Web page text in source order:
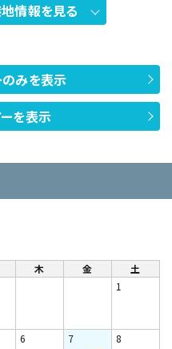
情報を見る
みを表示
を表示
木 金
土
1
6 7 8